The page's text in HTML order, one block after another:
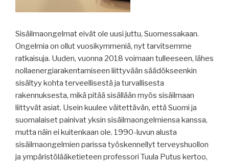
Sisäilmaongelmat eivät ole uusi juttu, Suomessakaan.
Ongelmia on ollut vuosikymmeniä, nyt tarvitsemme
ratkaisuja. Uuden, vuonna 2018 voimaan tulleeseen, lähes
nollaenergiarakentamiseen liittyvään säädökseenkin
sisältyy kohta terveellisestä ja turvallisesta
rakennuksesta, mikä pitää sisällään myös sisäilmaan
liittyvät asiat. Usein kuulee väitettävän, että Suomi ja
suomalaiset painivat yksin sisäilmaongelmiensa kanssa,
mutta näin ei kuitenkaan ole. 1990-luvun alusta
sisäilmaongelmien parissa työskennellyt terveyshuollon
ja ympäristölääketieteen professori Tuula Putus kertoo,